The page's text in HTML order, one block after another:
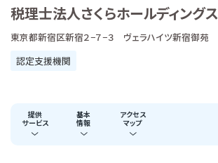
税理士法人さくらホールディング
東京都新宿区新宿２−７−３ ヴェラハイツ新宿御苑
認定支援機関
提供
サービス
基本
情報
アクセス
マップ